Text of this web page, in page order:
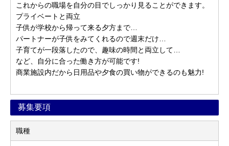
これからの職場を自分の目でしっかり見ることができます。
プライベートと両立
子供が学校から帰って来る夕方まで…
パートナーが子供をみてくれるので週末だけ…
子育てが一段落したので、趣味の時間と両立して…
など、自分に合った働き方が可能です!
商業施設内だから日用品や夕食の買い物ができるのも魅力!
募集要項
職種